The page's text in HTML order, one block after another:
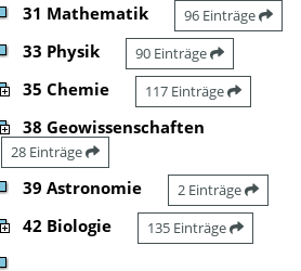
31 Mathematik 96 Einträge
33 Physik 90 Einträge
35 Chemie 117 Einträge
38 Geowissenschaften
28 Einträge
39 Astronomie 2 Einträge
42 Biologie 135 Einträge